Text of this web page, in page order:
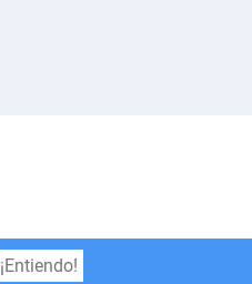
¡Entiendo!